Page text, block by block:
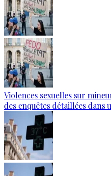
Violences sexuelles sur
des enquêtes détaillées